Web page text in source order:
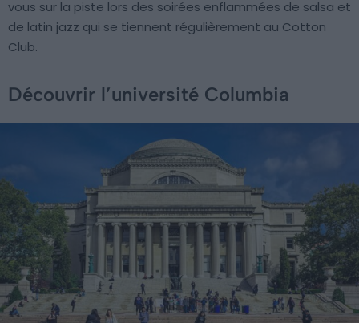
vous sur la piste lors des soirées enflammées de salsa et
de latin jazz qui se tiennent régulièrement au Cotton
Club.
Découvrir l’université Columbia